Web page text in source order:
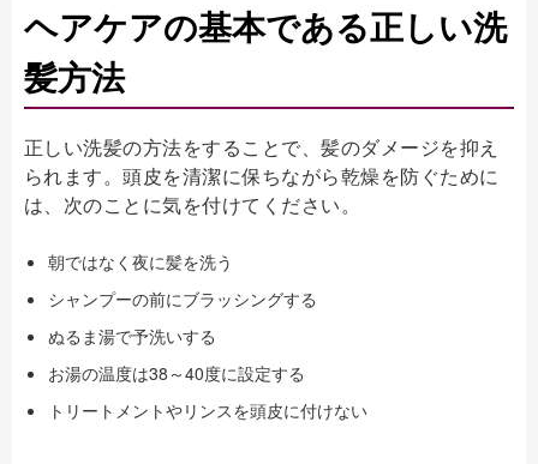
ヘアケアの基本である正しい洗
髪方法
正しい洗髪の方法をすることで、髪のダメージを抑え
られます。頭皮を清潔に保ちながら乾燥を防ぐために
は、次のことに気を付けてください。
朝ではなく夜に髪を洗う
シャンプーの前にブラッシングする
ぬるま湯で予洗いする
お湯の温度は38～40度に設定する
トリートメントやリンスを頭皮に付けない